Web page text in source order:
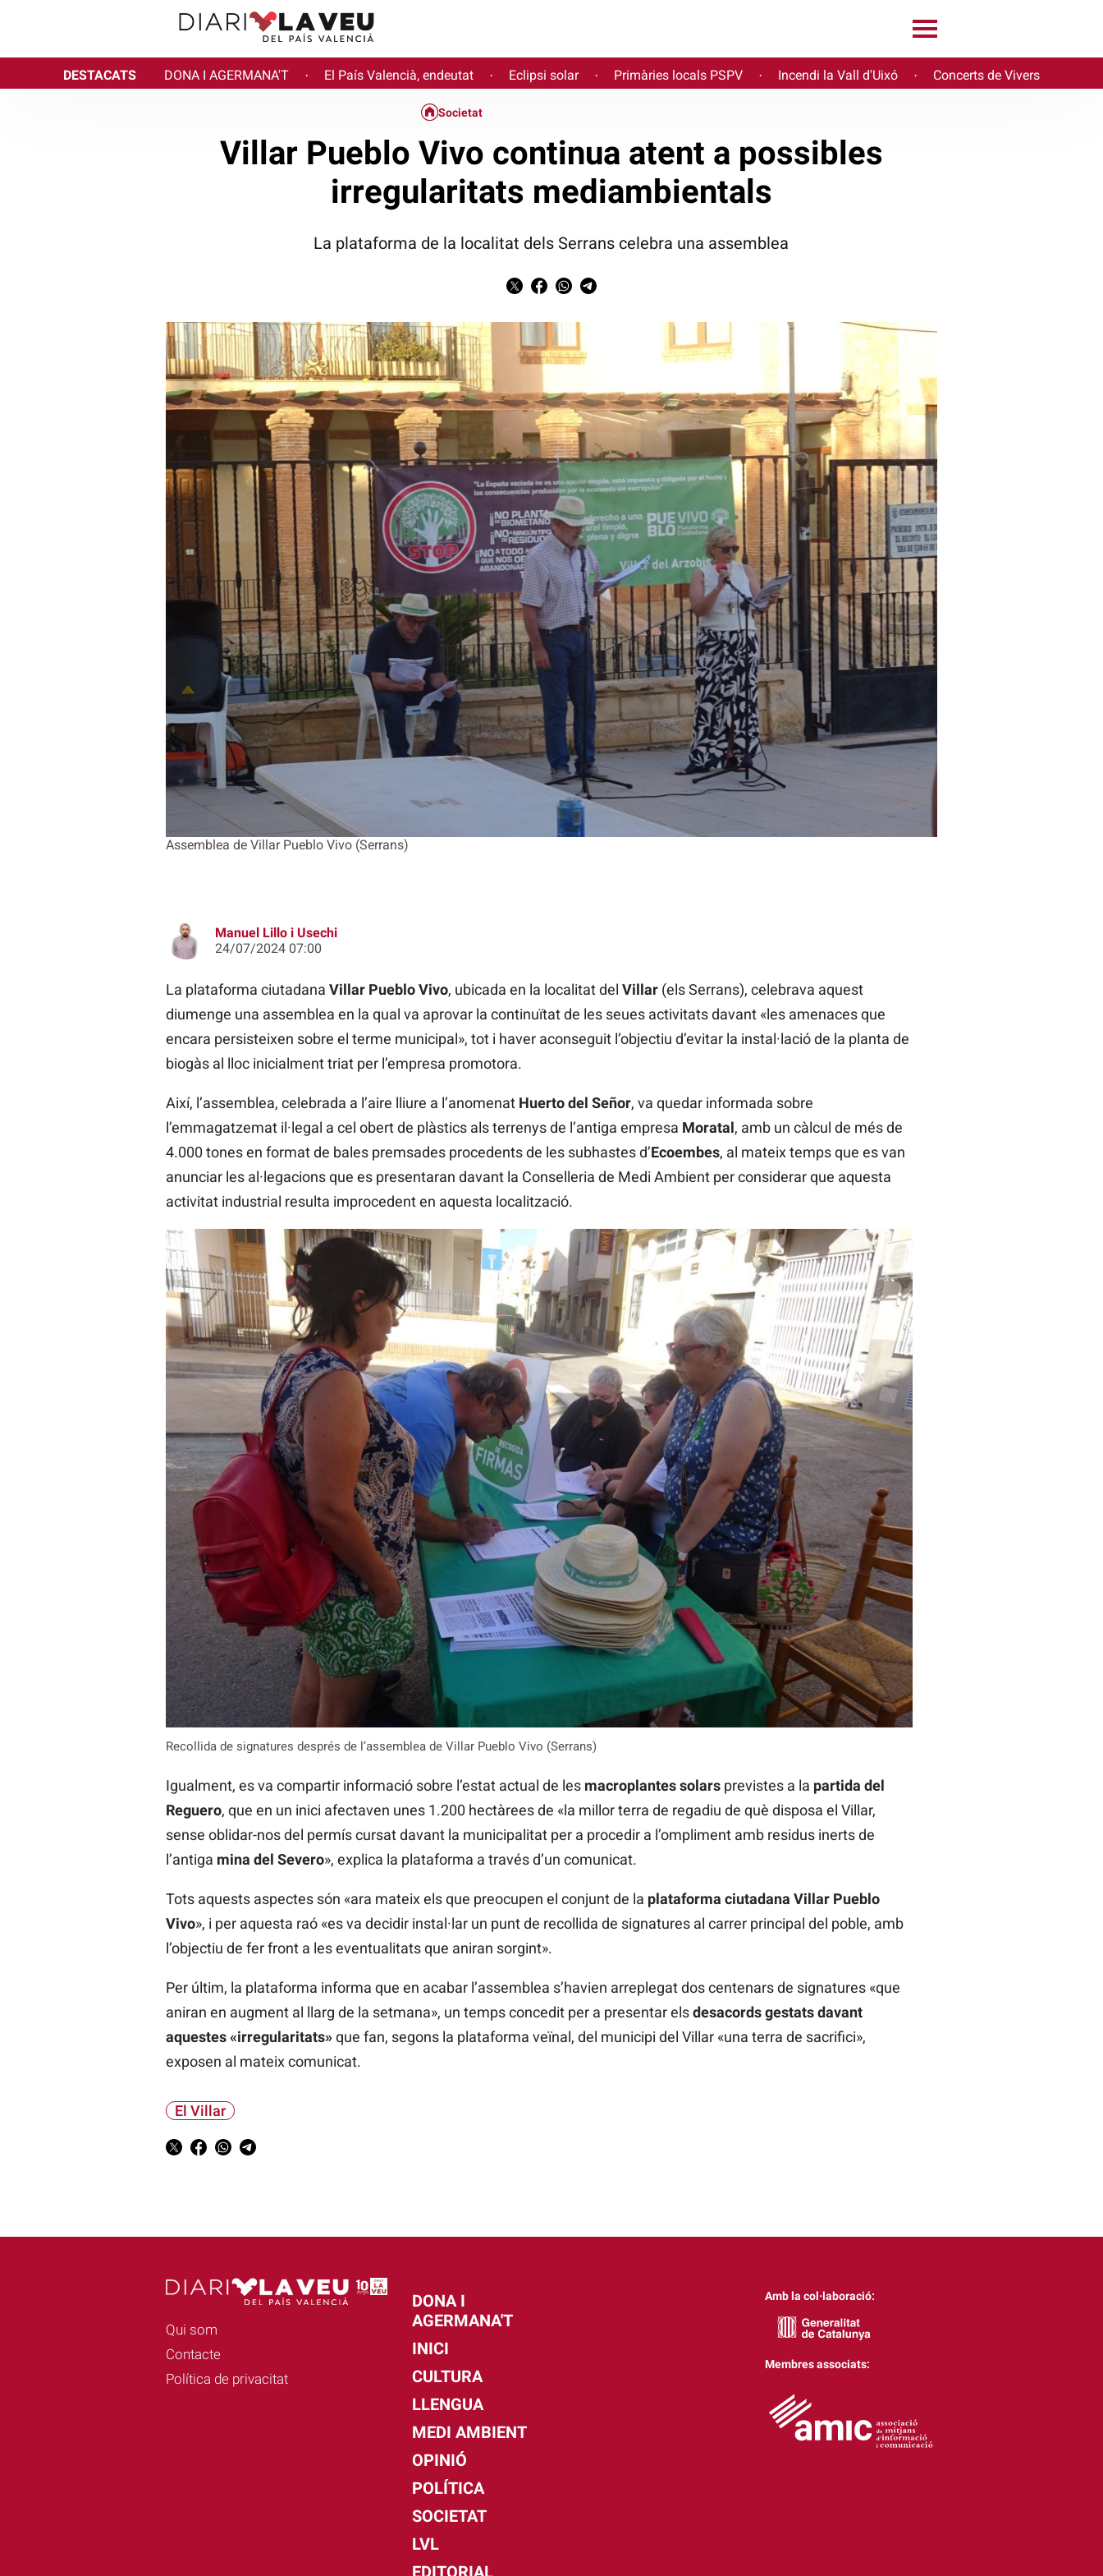
DESTACATS DONA I AGERMANA'T · El País Valencià, endeutat · Eclipsi solar · Primàries locals PSPV · Incendi la Vall d'Uixó · Concerts de Vivers
Assemblea de Villar Pueblo Vivo (Serrans)
Societat
Villar Pueblo Vivo continua atent a possibles
irregularitats mediambientals
La plataforma de la localitat dels Serrans celebra una assemblea
Manuel Lillo i Usechi
24/07/2024 07:00
La plataforma ciutadana Villar Pueblo Vivo, ubicada en la localitat del Villar(els Serrans), celebrava aquest
diumenge una assemblea en la qual va aprovar la continuïtat de les seues activitats davant «les amenaces que
encara persisteixen sobre el terme municipal», tot i haver aconseguit l’objectiu d’evitar la instal·lació de la planta de
biogàs al lloc inicialment triat per l’empresa promotora.
Així, l’assemblea, celebrada a l’aire lliure a l’anomenat Huerto del Señor, va quedar informada sobre
l’emmagatzemat il·legal a cel obert de plàstics als terrenys de l’antiga empresa Moratal, amb un càlcul de més de
4.000 tones en format de bales premsades procedents de les subhastes d’Ecoembes, al mateix temps que es van
anunciar les al·legacions que es presentaran davant la Conselleria de Medi Ambient per considerar que aquesta
activitat industrial resulta improcedent en aquesta localització.
Recollida de signatures després de l’assemblea de Villar Pueblo Vivo (Serrans)
Igualment, es va compartir informació sobre l’estat actual de les macroplantes solarsprevistes a la partida del
Reguero, que en un inici afectaven unes 1.200 hectàrees de «la millor terra de regadiu de què disposa el Villar,
sense oblidar-nos del permís cursat davant la municipalitat per a procedir a l’ompliment amb residus inerts de
l’antiga mina del Severo», explica la plataforma a través d’un comunicat.
Tots aquests aspectes són «ara mateix els que preocupen el conjunt de la plataforma ciutadana Villar Pueblo
Vivo», i per aquesta raó «es va decidir instal·lar un punt de recollida de signatures al carrer principal del poble, amb
l’objectiu de fer front a les eventualitats que aniran sorgint».
Per últim, la plataforma informa que en acabar l’assemblea s’havien arreplegat dos centenars de signatures «que
aniran en augment al llarg de la setmana», un temps concedit per a presentar elsdesacords gestats davant
aquestes «irregularitats»que fan, segons la plataforma veïnal, del municipi del Villar «una terra de sacrifici»,
exposen al mateix comunicat.
El Villar
Qui som
Contacte
Política de privacitat
DONA I
AGERMANA'T
INICI
CULTURA
LLENGUA
MEDI AMBIENT
OPINIÓ
POLÍTICA
SOCIETAT
LVL
EDITORIAL
Amb la col·laboració:
Membres associats: